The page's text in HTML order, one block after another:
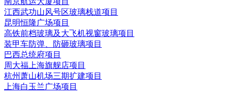
江西武功山风号区玻璃栈道项目
昆明恒隆广场项目
高铁前档玻璃及大飞机视窗玻璃项目
装甲车防弹、防砸玻璃项目
巴西总统府项目
周大福上海旗舰店项目
杭州萧山机场三期扩建项目
上海白玉兰广场项目